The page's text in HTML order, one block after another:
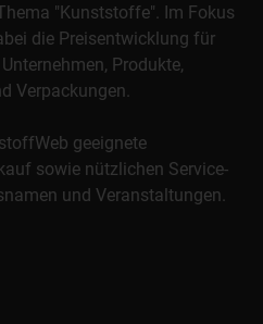
"Kunststoffe". Im Fokus
die Preisentwicklung für
Produkte,
Verpackungen.
geeignete
sowie nützlichen Service-
und Veranstaltungen.